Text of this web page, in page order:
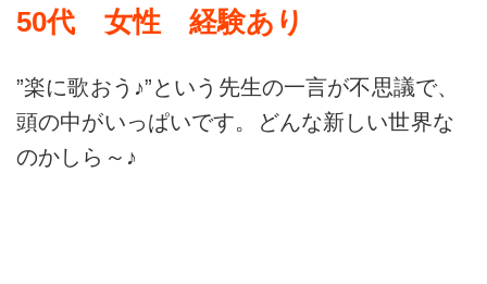
50代 女性 経験あり
”楽に歌おう♪”という先生の一言が不思議で、
頭の中がいっぱいです。どんな新しい世界な
のかしら～♪